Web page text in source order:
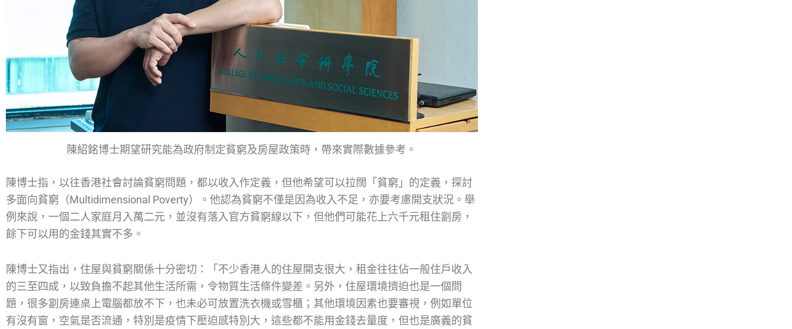
陳紹銘博士期望研究能為政府制定貧窮及房屋政策時，帶來實際數據參考。
陳博士指，以往香港社會討論貧窮問題，都以收入作定義，但他希望可以拉闊「貧窮」的定義，探討
多面向貧窮（Multidimensional Poverty）。他認為貧窮不僅是因為收入不足，亦要考慮開支狀況。舉
例來說，一個二人家庭月入萬二元，並沒有落入官方貧窮線以下，但他們可能花上六千元租住劏房，
餘下可以用的金錢其實不多。
陳博士又指出，住屋與貧窮關係十分密切：「不少香港人的住屋開支很大，租金往往佔一般住戶收入
的三至四成，以致負擔不起其他生活所需，令物質生活條件變差。另外，住屋環境擠迫也是一個問
題，很多劏房連桌上電腦都放不下，也未必可放置洗衣機或雪櫃；其他環境因素也要審視，例如單位
有沒有窗，空氣是否流通，特別是疫情下壓迫感特別大，這些都不能用金錢去量度，但也是廣義的貧